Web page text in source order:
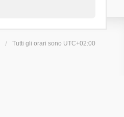
Tutti gli orari sono UTC+02:00